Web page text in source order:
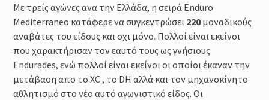
Με τρείς αγώνες ανα την Ελλάδα, η σειρά Enduro
Mediterraneo κατάφερε να συγκεντρώσει 220μοναδικούς
αναβάτες του είδους και οχι μόνο. Πολλοί είναι εκείνοι
που χαρακτήρισαν τον εαυτό τους ως γνήσιους
Endurades, ενώ πολλοί είναι εκείνοι οι οποίοι έκαναν την
μετάβαση απο το XC , το DH αλλά και τον μηχανοκίνητο
αθλητισμό στο νέο αυτό αγωνιστικό είδος. Οι